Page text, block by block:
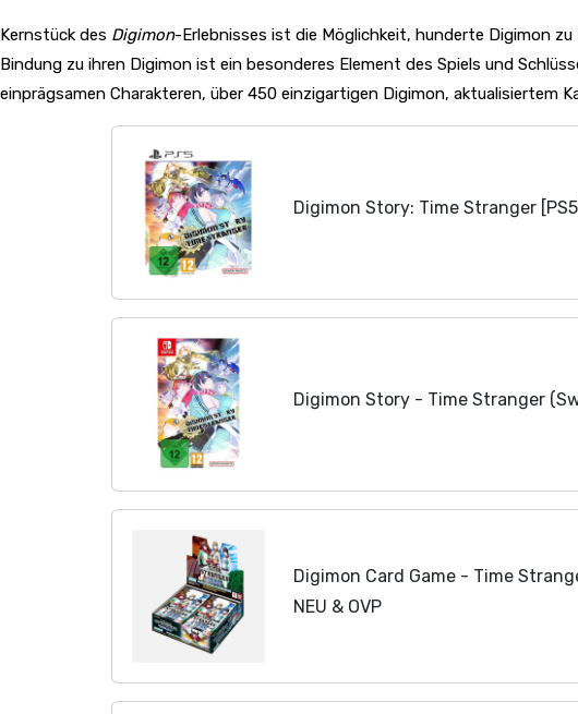
Kernstück des Digimon-Erlebnisses ist die Möglichkeit, hunderte Digimon
Bindung zu ihren Digimon ist ein besonderes Element des Spiels und
einprägsamen Charakteren, über 450 einzigartigen Digimon, aktualisiertem
Digimon Story: Time Stranger
Digimon Story - Time Stranger
Digimon Card Game - Time
NEU & OVP